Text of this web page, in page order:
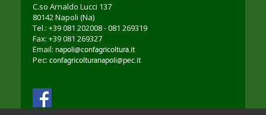
C.so Arnaldo Lucci 137
80142Napoli (Na)
Tel.: +39 081 202008 - 081 269319
Fax: +39 081 269327
Email: napoli@confagricoltura.it
Pec: confagricolturanapoli@pec.it